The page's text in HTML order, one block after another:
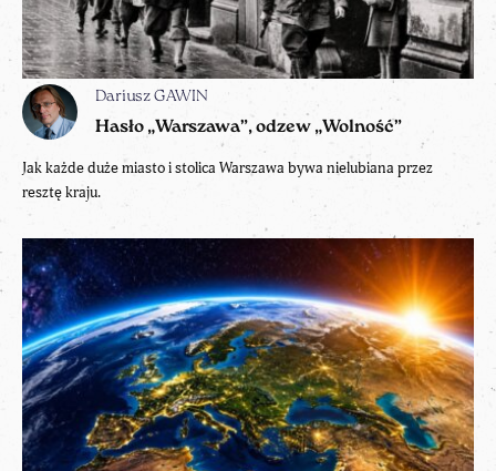
Dariusz GAWIN
Hasło „Warszawa”, odzew „Wolność”
Jak każde duże miasto i stolica Warszawa bywa nielubiana przez
resztę kraju.